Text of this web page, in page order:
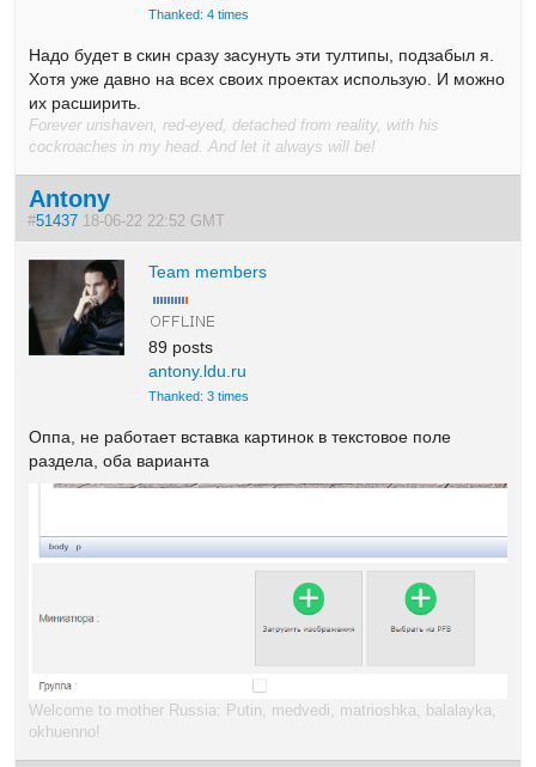
Thanked: 4 times
Надо будет в скин сразу засунуть эти тултипы, подзабыл я.
Хотя уже давно на всех своих проектах использую. И можно
их расширить.
Forever unshaven, red-eyed, detached from reality, with his
cockroaches in my head. And let it always will be!
Antony
#51437 18-06-22 22:52 GMT
Team members
89 posts
antony.ldu.ru
Thanked: 3 times
Оппа, не работает вставка картинок в текстовое поле
раздела, оба варианта
Welcome to mother Russia: Putin, medvedi, matrioshka, balalayka,
okhuenno!